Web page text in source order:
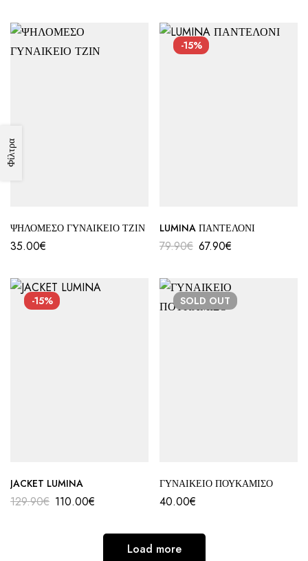
Φίλτρα
ΨΗΛΟΜΕΣΟ ΓΥΝΑΙΚΕΙΟ ΤΖΙΝ
35.00€
-15%
LUMINA ΠΑΝΤΕΛΟΝΙ
79.90€ 67.90€
-15%
JACKET LUMINA
129.90€ 110.00€
SOLD OUT
ΓΥΝΑΙΚΕΙΟ ΠΟΥΚΑΜΙΣΟ
40.00€
Load more